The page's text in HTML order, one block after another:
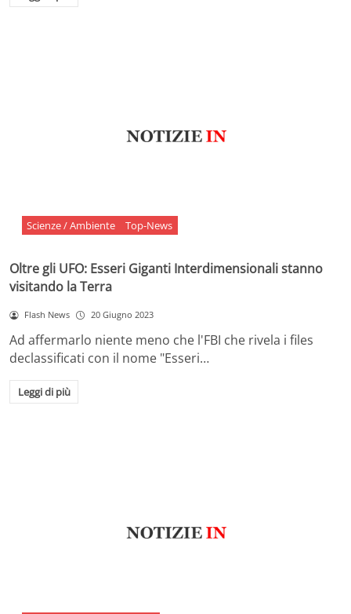
Scienze / Ambiente Top-News
Oltre gli UFO: Esseri Giganti Interdimensionali stanno
visitando la Terra
Flash News 20 Giugno 2023
Ad affermarlo niente meno che l'FBI che rivela i files
declassificati con il nome "Esseri…
Leggi di più